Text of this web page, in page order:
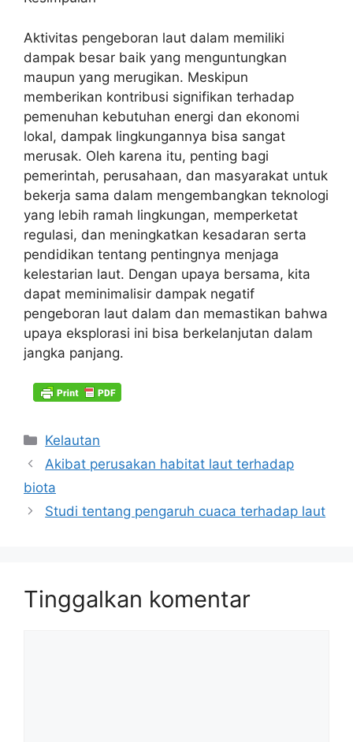
Aktivitas pengeboran laut dalam memiliki
dampak besar baik yang menguntungkan
maupun yang merugikan. Meskipun
memberikan kontribusi signifikan terhadap
pemenuhan kebutuhan energi dan ekonomi
lokal, dampak lingkungannya bisa sangat
merusak. Oleh karena itu, penting bagi
pemerintah, perusahaan, dan masyarakat untuk
bekerja sama dalam mengembangkan teknologi
yang lebih ramah lingkungan, memperketat
regulasi, dan meningkatkan kesadaran serta
pendidikan tentang pentingnya menjaga
kelestarian laut. Dengan upaya bersama, kita
dapat meminimalisir dampak negatif
pengeboran laut dalam dan memastikan bahwa
upaya eksplorasi ini bisa berkelanjutan dalam
jangka panjang.
Kategori
Kelautan
Akibat perusakan habitat laut terhadap
biota
Studi tentang pengaruh cuaca terhadap laut
Tinggalkan komentar